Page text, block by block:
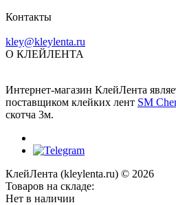
Контакты
kley@kleylenta.ru
О КЛЕЙЛЕНТА
Интернет-магазин КлейЛента
поставщиком клейких лент SM
скотча 3м.
КлейЛента (kleylenta.ru) © 2026
Товаров на складе:
Нет в наличии